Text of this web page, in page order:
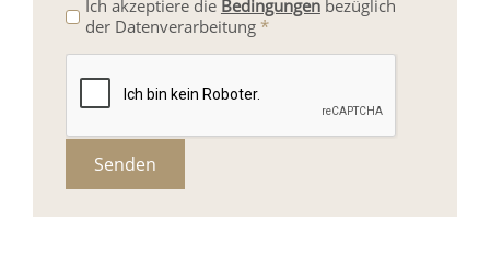
Ich akzeptiere die Bedingungenbezüglich
der Datenverarbeitung *
Senden